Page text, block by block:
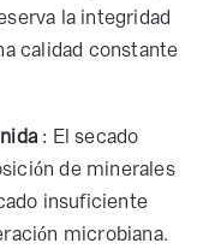
la integridad
calidad constante
: El secado
de minerales
insuficiente
microbiana.